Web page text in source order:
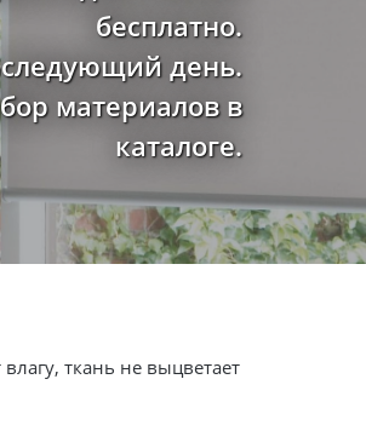
бесплатно.
день.
материалов в
каталоге.
ткань не выцветает